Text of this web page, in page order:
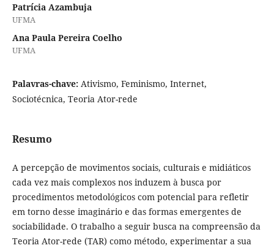
Patrícia Azambuja
UFMA
Ana Paula Pereira Coelho
UFMA
Palavras-chave: Ativismo, Feminismo, Internet,
Sociotécnica, Teoria Ator-rede
Resumo
A percepção de movimentos sociais, culturais e midiáticos
cada vez mais complexos nos induzem à busca por
procedimentos metodológicos com potencial para refletir
em torno desse imaginário e das formas emergentes de
sociabilidade. O trabalho a seguir busca na compreensão da
Teoria Ator-rede (TAR) como método, experimentar a sua